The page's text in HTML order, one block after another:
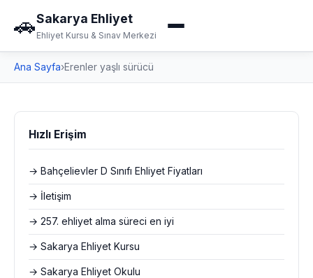
🚗Sakarya Ehliyet
Ehliyet Kursu & Sınav Merkezi
Ana Sayfa›Erenler yaşlı sürücü
Hızlı Erişim
→ Bahçelievler D Sınıfı Ehliyet Fiyatları
→ İletişim
→ 257. ehliyet alma süreci en iyi
→ Sakarya Ehliyet Kursu
→ Sakarya Ehliyet Okulu